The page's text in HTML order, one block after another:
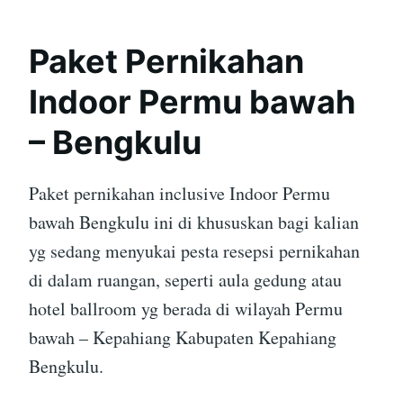
Paket Pernikahan
Indoor Permu bawah
– Bengkulu
Paket pernikahan inclusive Indoor Permu
bawah Bengkulu ini di khususkan bagi kalian
yg sedang menyukai pesta resepsi pernikahan
di dalam ruangan, seperti aula gedung atau
hotel ballroom yg berada di wilayah Permu
bawah – Kepahiang Kabupaten Kepahiang
Bengkulu.